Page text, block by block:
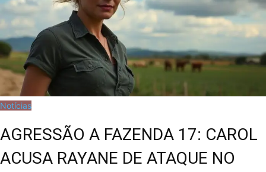
Notícias
AGRESSÃO A FAZENDA 17: CAROL
ACUSA RAYANE DE ATAQUE NO